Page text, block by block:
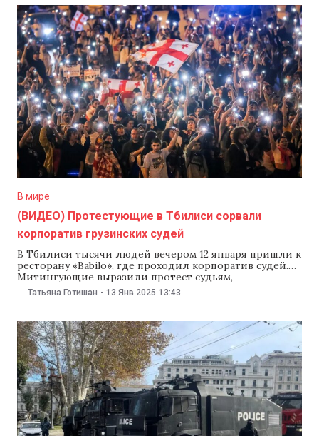
невозможно заставить молчать. Молдова на вашей
стороне», — написала
В мире
(ВИДЕО) Протестующие в Тбилиси сорвали
корпоратив грузинских судей
В Тбилиси тысячи людей вечером 12 января пришли к
ресторану «Babilo», где проходил корпоратив судей.
Митингующие выразили протест судьям,
удерживающим под стражей 30 участников
Происходящему предшествовали два дня судебных
слушаний по делам 19 участников акций протеста. Их
обвиняют в
Татьяна Готишан - 13 Янв 2025 13:43